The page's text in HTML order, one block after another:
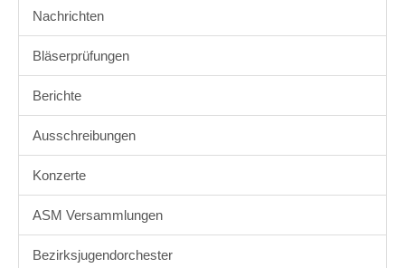
Nachrichten
Bläserprüfungen
Berichte
Ausschreibungen
Konzerte
ASM Versammlungen
Bezirksjugendorchester